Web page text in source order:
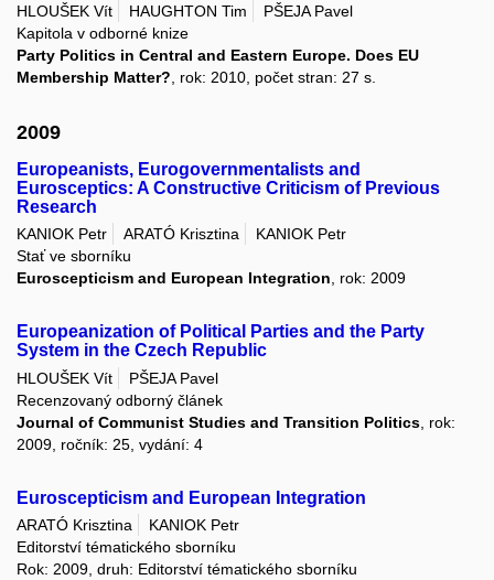
HLOUŠEK Vít HAUGHTON Tim
PŠEJA Pavel
Kapitola v odborné knize
Party Politics in Central and Eastern Europe. Does EU
Membership Matter? , rok: 2010, počet stran: 27 s.
2009
Europeanists, Eurogovernmentalists and
Eurosceptics: A Constructive Criticism of Previous
Research
KANIOK Petr ARATÓ Krisztina
KANIOK Petr
Stať ve sborníku
Euroscepticism and European Integration, rok: 2009
Europeanization of Political Parties and the Party
System in the Czech Republic
HLOUŠEK Vít
PŠEJA Pavel
Recenzovaný odborný článek
Journal of Communist Studies and Transition Politics , rok:
2009, ročník: 25, vydání: 4
Euroscepticism and European Integration
ARATÓ Krisztina
KANIOK Petr
Editorství tématického sborníku
Rok: 2009, druh: Editorství tématického sborníku